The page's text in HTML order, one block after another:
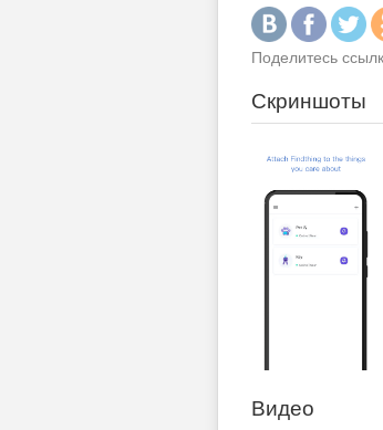
Поделитесь
Скриншоты
Видео